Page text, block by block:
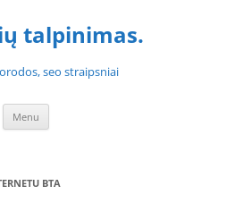
talpinimas.
seo straipsniai
Menu
BTA